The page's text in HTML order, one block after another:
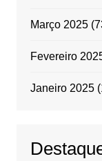
Março 2025
Fevereiro
Janeiro 2025